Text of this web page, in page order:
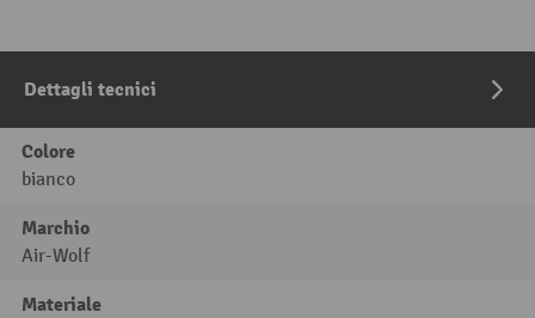
Dettagli tecnici
Colore
bianco
Marchio
Air-Wolf
Materiale